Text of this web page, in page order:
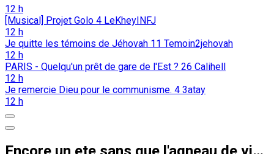
12 h
[Musical] Projet Golo 4 LeKheyINFJ
12 h
Je quitte les témoins de Jéhovah 11 Temoin2jehovah
12 h
PARIS - Quelqu'un prêt de gare de l'Est ? 26 Calihell
12 h
Je remercie Dieu pour le communisme. 4 3atay
12 h